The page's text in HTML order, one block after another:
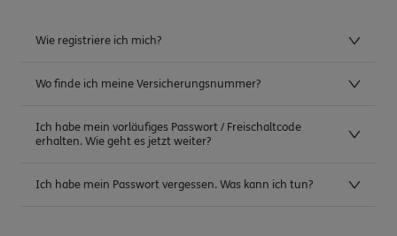
Wie registriere ich mich?
Wo finde ich meine Versicherungsnummer?
Ich habe mein vorläufiges Passwort / Freischaltcode
erhalten. Wie geht es jetzt weiter?
Ich habe mein Passwort vergessen. Was kann ich tun?